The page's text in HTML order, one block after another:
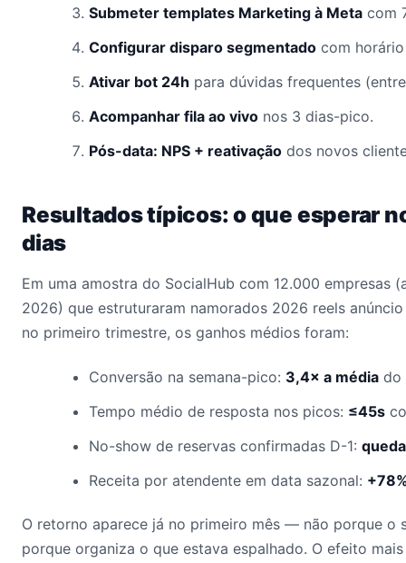
Submeter templates Marketing à Meta com
Configurar disparo segmentado com
Ativar bot 24h para dúvidas frequentes
Acompanhar fila ao vivo nos 3 dias-pico.
Pós-data: NPS + reativação dos novos
Resultados típicos: o que esperar
dias
Em uma amostra do SocialHub com 12.000 empresas
2026) que estruturaram namorados 2026 reels
no primeiro trimestre, os ganhos médios foram:
Conversão na semana-pico: 3,4× a média do
Tempo médio de resposta nos picos: ≤45s
No-show de reservas confirmadas D-1:
Receita por atendente em data sazonal:
O retorno aparece já no primeiro mês — não porque o
porque organiza o que estava espalhado. O efeito